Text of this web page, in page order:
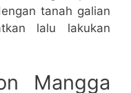
tanah galian
lalu lakukan
Mangga